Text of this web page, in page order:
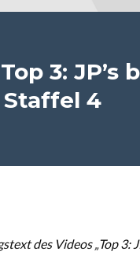
3: JP’s
Staffel 4
des Videos „Top 3: